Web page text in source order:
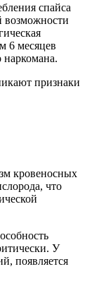
спайса
возможности
6 месяцев
наркомана.
признаки
кровеносных
что
У
появляется